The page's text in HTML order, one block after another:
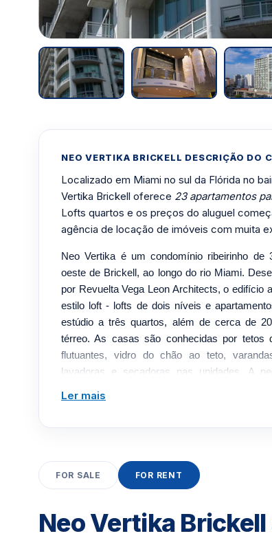
NEO VERTIKA BRICKELL DESCRIÇÃO DO
Localizado em Miami no sul da Flórida no
Vertika Brickell oferece 23 apartamentos
Lofts quartos e os preços do aluguel
agência de locação de imóveis com muita
Neo Vertika é um condomínio ribeirinho
oeste de Brickell, ao longo do rio Miami.
por Revuelta Vega Leon Architects, o edifício
estilo loft - lofts de dois níveis e
estúdio a três quartos, além de cerca de
térreo. As casas são conhecidas por tetos
flutuantes, vidro do chão ao teto,
lavadoras e secadoras nas unidades. A
borda infinita com cascatas, cabanas, um
negócios e um parque para cães. O
segurança e concierge 24 horas, manobrista
e Brickell City Center estão a uma curta
Ler mais
FOR SALE FOR RENT
Neo Vertika